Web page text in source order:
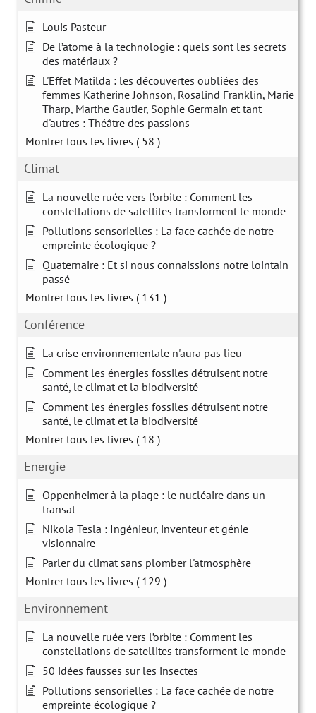
Louis Pasteur
De l’atome à la technologie : quels sont les secrets
des matériaux ?
L'Effet Matilda : les découvertes oubliées des
femmes Katherine Johnson, Rosalind Franklin, Marie
Tharp, Marthe Gautier, Sophie Germain et tant
d'autres : Théâtre des passions
Montrer tous les livres ( 58 )
Climat
La nouvelle ruée vers l’orbite : Comment les
constellations de satellites transforment le monde
Pollutions sensorielles : La face cachée de notre
empreinte écologique ?
Quaternaire : Et si nous connaissions notre lointain
passé
Montrer tous les livres ( 131 )
Conférence
La crise environnementale n'aura pas lieu
Comment les énergies fossiles détruisent notre
santé, le climat et la biodiversité
Comment les énergies fossiles détruisent notre
santé, le climat et la biodiversité
Montrer tous les livres ( 18 )
Energie
Oppenheimer à la plage : le nucléaire dans un
transat
Nikola Tesla : Ingénieur, inventeur et génie
visionnaire
Parler du climat sans plomber l'atmosphère
Montrer tous les livres ( 129 )
Environnement
La nouvelle ruée vers l’orbite : Comment les
constellations de satellites transforment le monde
50 idées fausses sur les insectes
Pollutions sensorielles : La face cachée de notre
empreinte écologique ?